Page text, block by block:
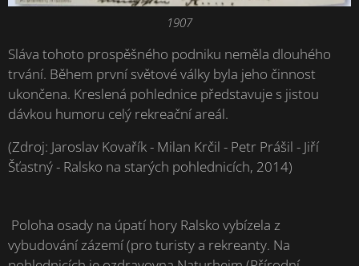
1907
Sláva tohoto prospěšného podniku neměla dlouhého
trvání. Během první světové války byla jeho činnost
ukončena. Kreslená pohlednice představuje s jistou
dávkou humoru celý rekreační areál.
(Zdroj: Jaroslav Kovařík - Milan Krčil - Petr Prášil - Jiří
Šťastný - Ralsko na starých pohlednicích, 2014)
Poloha osady na úpatí hory Ralsko vybízela z
vybudování zázemí (pro turisty a rekreanty. Na